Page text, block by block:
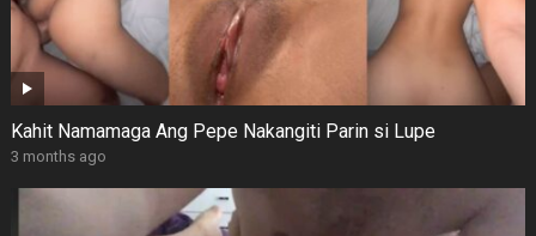
Kahit Namamaga Ang Pepe Nakangiti Parin si Lupe
3 months ago